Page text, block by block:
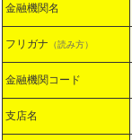
金融機関名
フリガナ （読み方）
金融機関コード
支店名